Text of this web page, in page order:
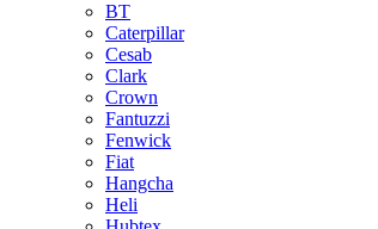
BT
Caterpillar
Cesab
Clark
Crown
Fantuzzi
Fenwick
Fiat
Hangcha
Heli